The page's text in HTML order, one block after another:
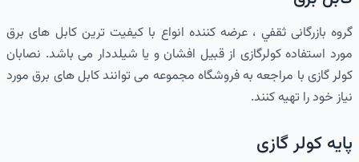
گروه بازرگانی ثقفي ، عرضه کننده انواع با کیفیت ترین کابل های برق
مورد استفاده کولرگازی از قبیل افشان و یا شیلددار می باشد. نصابان
کولر گازی با مراجعه به فروشگاه مجموعه می توانند کابل های برق مورد
نیاز خود را تهیه کنند.
پایه کولر گازی